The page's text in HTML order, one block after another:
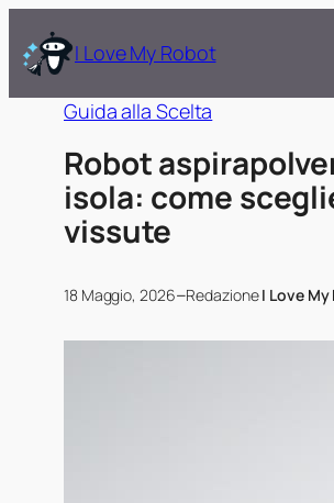
I Love My Robot
Guida alla Scelta
Robot
isola: come
vissute
18 Maggio, 2026–RedazioneI Love